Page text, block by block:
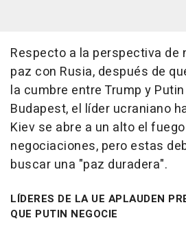
Respecto a la perspectiva de
paz con Rusia, después de
la cumbre entre Trump y
Budapest, el líder ucraniano
Kiev se abre a un alto el
negociaciones, pero estas
buscar una "paz duradera".
LÍDERES DE LA UE APLAUDEN
QUE PUTIN NEGOCIE